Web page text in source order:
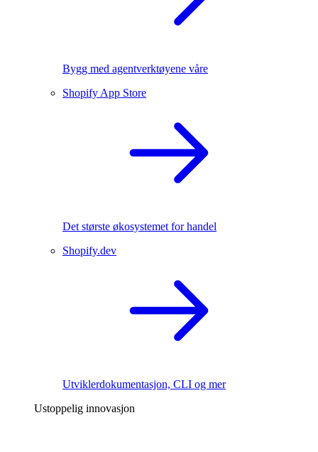
Bygg med agentverktøyene våre
Shopify App Store
Det største økosystemet for handel
Shopify.dev
Utviklerdokumentasjon, CLI og mer
Ustoppelig innovasjon